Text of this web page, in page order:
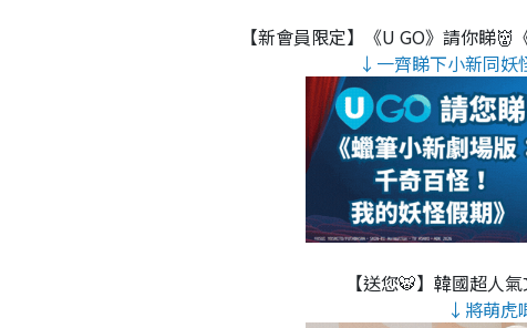
【新會員限定】《U GO》請你睇
↓一齊睇下小新同妖
【送您🐯】韓國超人
↓將萌虎